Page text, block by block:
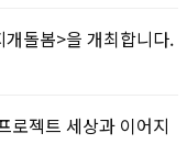
돌봄>을 개최합니다.
로젝트 세상과 이어지